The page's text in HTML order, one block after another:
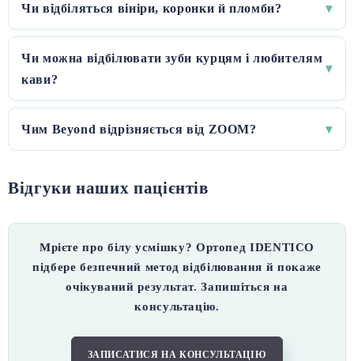
Чи відбіляться вініри, коронки й пломби? ▾
Чи можна відбілювати зуби курцям і любителям
кави?
▾
Чим Beyond відрізняється від ZOOM? ▾
Відгуки наших пацієнтів
Мрієте про білу усмішку? Ортопед IDENTICO
підбере безпечний метод відбілювання й покаже
очікуваний результат. Запишіться на
консультацію.
ЗАПИСАТИСЯ НА КОНСУЛЬТАЦІЮ